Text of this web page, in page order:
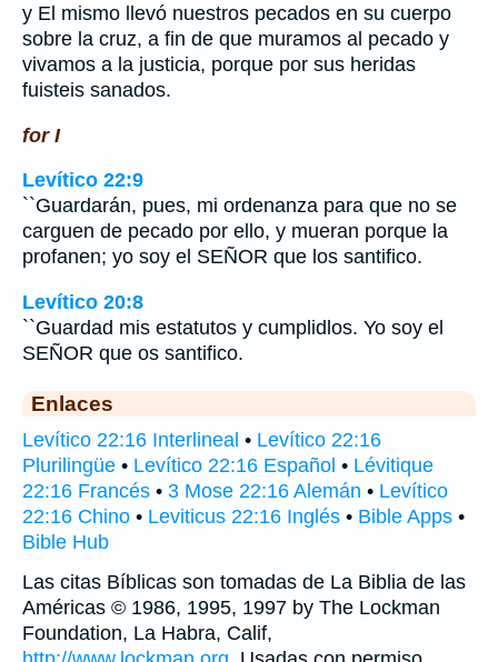
y El mismo llevó nuestros pecados en su cuerpo
sobre la cruz, a fin de que muramos al pecado y
vivamos a la justicia, porque por sus heridas
fuisteis sanados.
for I
Levítico 22:9
``Guardarán, pues, mi ordenanza para que no se
carguen de pecado por ello, y mueran porque la
profanen; yo soy el SEÑOR que los santifico.
Levítico 20:8
``Guardad mis estatutos y cumplidlos. Yo soy el
SEÑOR que os santifico.
Enlaces
Levítico 22:16 Interlineal • Levítico 22:16
Plurilingüe • Levítico 22:16 Español • Lévitique
22:16 Francés • 3 Mose 22:16 Alemán • Levítico
22:16 Chino • Leviticus 22:16 Inglés • Bible Apps •
Bible Hub
Las citas Bíblicas son tomadas de La Biblia de las
Américas © 1986, 1995, 1997 by The Lockman
Foundation, La Habra, Calif,